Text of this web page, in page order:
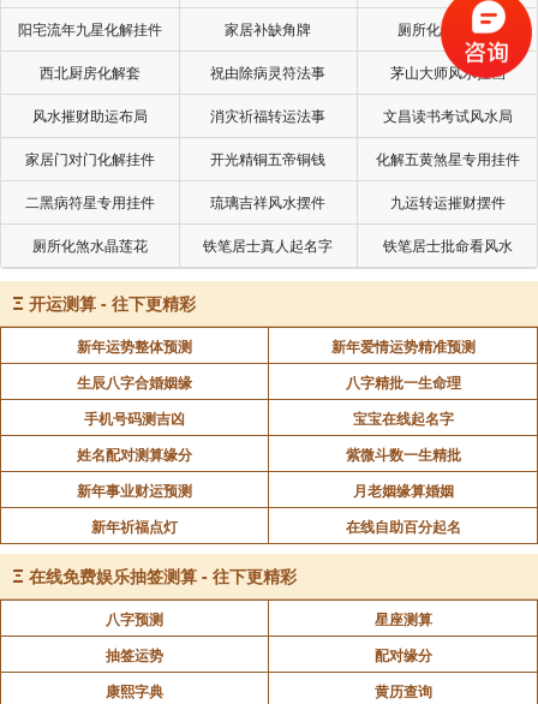
刘素青老菩萨自在往生现场实况系列专题5
刘素青老菩萨自在往生现场实况系列专题6
阳宅流年九星化解挂件 家居补缺角牌 厕所化秽气煞套
西北厨房化解套 祝由除病灵符法事 茅山大师风水挂画
风水摧财助运布局 消灾祈福转运法事 文昌读书考试风水局
家居门对门化解挂件 开光精铜五帝铜钱 化解五黄煞星专用挂件
二黑病符星专用挂件 琉璃吉祥风水摆件 九运转运摧财摆件
厕所化煞水晶莲花 铁笔居士真人起名字 铁笔居士批命看风水
Ξ 开运测算 - 往下更精彩
新年运势整体预测
新年爱情运势精准预测
生辰八字合婚姻缘
八字精批一生命理
手机号码测吉凶
宝宝在线起名字
姓名配对测算缘分
紫微斗数一生精批
新年事业财运预测
月老姻缘算婚姻
新年祈福点灯
在线自助百分起名
Ξ 在线免费娱乐抽签测算 - 往下更精彩
八字预测
星座测算
抽签运势
配对缘分
康熙字典
黄历查询